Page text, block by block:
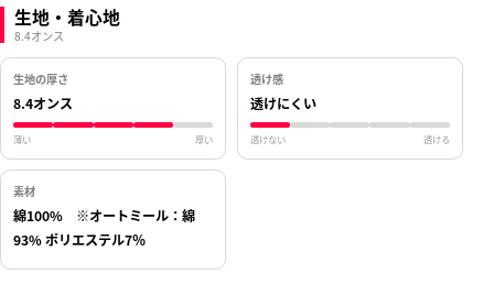
生地・着心地
8.4オンス
生地の厚さ
8.4オンス
薄い 厚い
透け感
透けにくい
透けない 透ける
素材
綿100% ※オートミール：綿
93% ポリエステル7％